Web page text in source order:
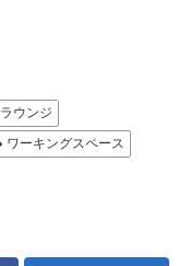
ラウンジ
ワーキングスペース